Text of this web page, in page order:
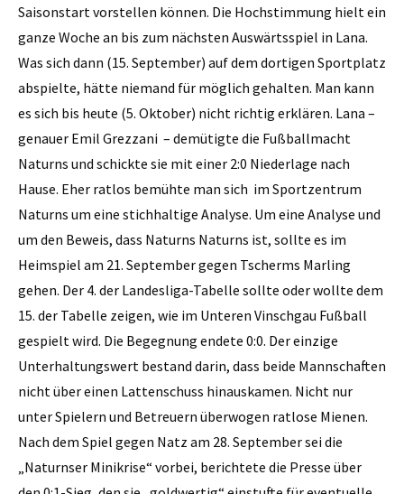
Saisonstart vorstellen können. Die Hochstimmung hielt ein
ganze Woche an bis zum nächsten Auswärtsspiel in Lana.
Was sich dann (15. September) auf dem dortigen Sportplatz
abspielte, hätte niemand für möglich gehalten. Man kann
es sich bis heute (5. Oktober) nicht richtig erklären. Lana –
genauer Emil Grezzani – demütigte die Fußballmacht
Naturns und schickte sie mit einer 2:0 Niederlage nach
Hause. Eher ratlos bemühte man sich im Sportzentrum
Naturns um eine stichhaltige Analyse. Um eine Analyse und
um den Beweis, dass Naturns Naturns ist, sollte es im
Heimspiel am 21. September gegen Tscherms Marling
gehen. Der 4. der Landesliga-Tabelle sollte oder wollte dem
15. der Tabelle zeigen, wie im Unteren Vinschgau Fußball
gespielt wird. Die Begegnung endete 0:0. Der einzige
Unterhaltungswert bestand darin, dass beide Mannschaften
nicht über einen Lattenschuss hinauskamen. Nicht nur
unter Spielern und Betreuern überwogen ratlose Mienen.
Nach dem Spiel gegen Natz am 28. September sei die
„Naturnser Minikrise“ vorbei, berichtete die Presse über